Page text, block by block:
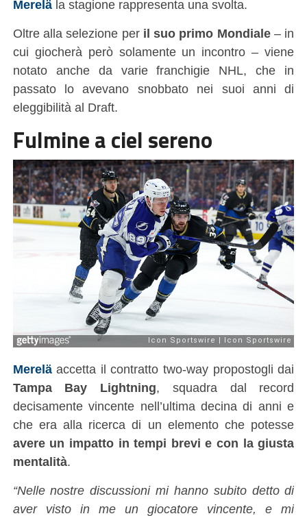
Mereläla stagione rappresenta una svolta.
Oltre alla selezione per il suo primo Mondiale– in
cui giocherà però solamente un incontro – viene
notato anche da varie franchigie NHL, che in
passato lo avevano snobbato nei suoi anni di
eleggibilità al Draft.
Fulmine a ciel sereno
Mereläaccetta il contratto two-way propostogli dai
Tampa Bay Lightning, squadra dal record
decisamente vincente nell’ultima decina di anni e
che era alla ricerca di un elemento che potesse
avere un impatto in tempi brevi e con la giusta
mentalità.
“Nelle nostre discussioni mi hanno subito detto di
aver visto in me un giocatore vincente, e mi